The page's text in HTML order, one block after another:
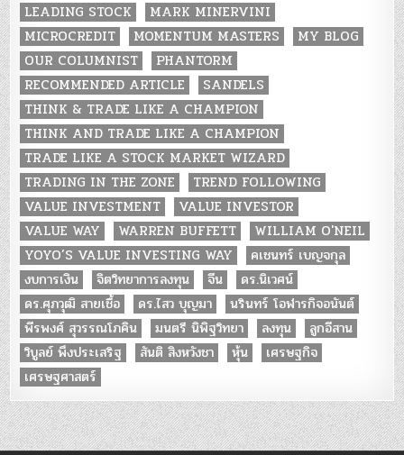
LEADING STOCK
MARK MINERVINI
MICROCREDIT
MOMENTUM MASTERS
MY BLOG
OUR COLUMNIST
PHANTORM
RECOMMENDED ARTICLE
SANDELS
THINK & TRADE LIKE A CHAMPION
THINK AND TRADE LIKE A CHAMPION
TRADE LIKE A STOCK MARKET WIZARD
TRADING IN THE ZONE
TREND FOLLOWING
VALUE INVESTMENT
VALUE INVESTOR
VALUE WAY
WARREN BUFFETT
WILLIAM O'NEIL
YOYO’S VALUE INVESTING WAY
คเชนทร์ เบญจกุล
งบการเงิน
จิตวิทยาการลงทุน จีน
ดร.นิเวศน์
ดร.ศุภวุฒิ สายเชื้อ
ดร.ไสว บุญมา
นรินทร์ โอฬารกิจอนันต์
พีรพงศ์ สุวรรณโภคิน
มนตรี นิพิฐวิทยา ลงทุน
ลูกอีสาน
วิบูลย์ พึงประเสริฐ
สันติ สิงหวังชา หุ้น
เศรษฐกิจ
เศรษฐศาสตร์